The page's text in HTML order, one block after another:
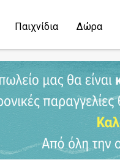
Παιχνίδια Δώρα